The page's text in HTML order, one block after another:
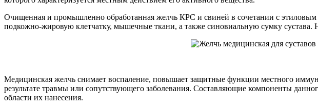
Очищенная и промышленно обработанная желчь КРС и свиней в сочетании с этиловым
подкожно-жировую клетчатку, мышечные ткани, а также синовиальную сумку сустава.
Медицинская желчь снимает воспаление, повышает защитные функции местного
результате травмы или сопутствующего заболевания. Составляющие компоненты
области их нанесения.